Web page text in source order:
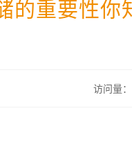
的重要性你
访问量：